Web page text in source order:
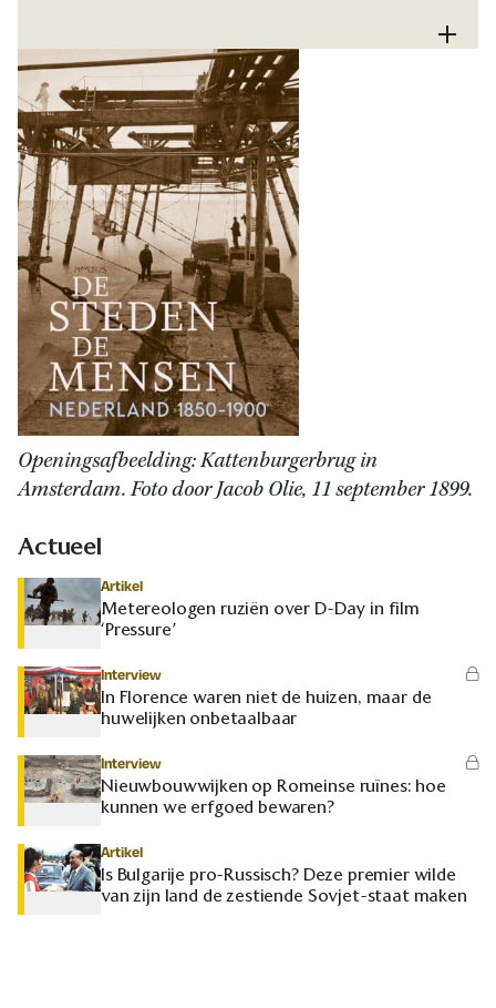
Openingsafbeelding: Kattenburgerbrug in
Amsterdam. Foto door Jacob Olie, 11 september 1899.
Actueel
Artikel
Metereologen ruziën over D-Day in film
‘Pressure’
Interview
In Florence waren niet de huizen, maar de
huwelijken onbetaalbaar
Interview
Nieuwbouwwijken op Romeinse ruïnes: hoe
kunnen we erfgoed bewaren?
Artikel
Is Bulgarije pro-Russisch? Deze premier wilde
van zijn land de zestiende Sovjet-staat maken